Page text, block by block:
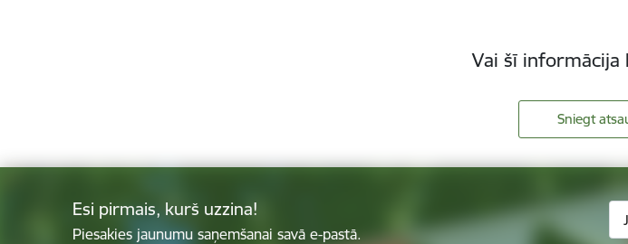
Vai šī informācija
Sniegt
Esi pirmais, kurš uzzina!
Piesakies jaunumu saņemšanai savā e-pastā.